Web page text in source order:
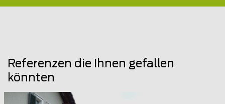
Referenzen die Ihnen gefallen
könnten